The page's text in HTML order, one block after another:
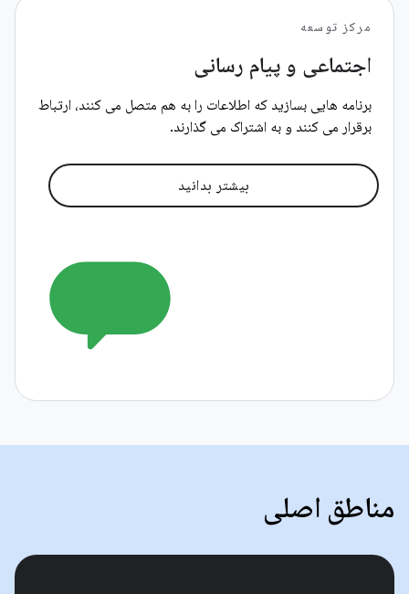
مرکز توسعه
اجتماعی و پیام رسانی
برنامه هایی بسازید که اطلاعات را به هم متصل می کنند، ارتباط
برقرار می کنند و به اشتراک می گذارند.
بیشتر بدانید
مناطق اصلی